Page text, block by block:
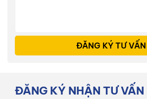
ĐĂNG KÝ TƯ VẤN
ĐĂNG KÝ NHẬN TƯ